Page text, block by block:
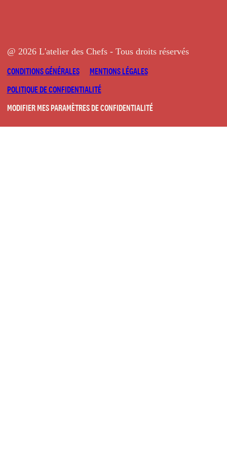
@ 2026 L'atelier des Chefs - Tous droits réservés
CONDITIONS GÉNÉRALES
MENTIONS LÉGALES
POLITIQUE DE CONFIDENTIALITÉ
MODIFIER MES PARAMÈTRES DE CONFIDENTIALITÉ